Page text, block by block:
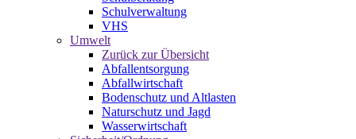
Schulverwaltung
VHS
Umwelt
Zurück zur Übersicht
Abfallentsorgung
Abfallwirtschaft
Bodenschutz und Altlasten
Naturschutz und Jagd
Wasserwirtschaft